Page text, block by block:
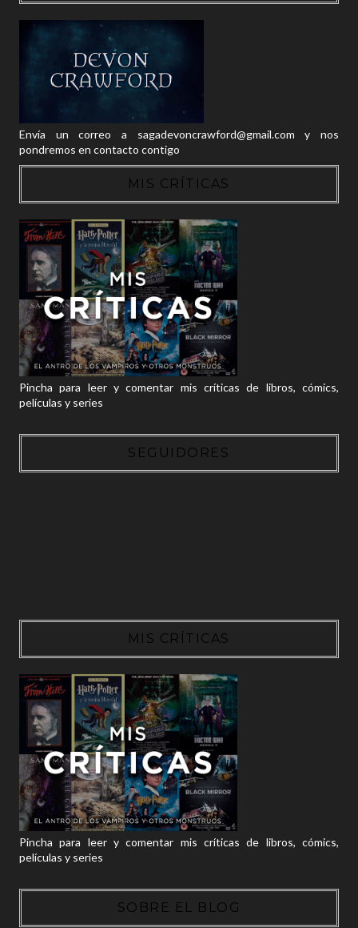
Envía un correo a sagadevoncrawford@gmail.com y nos
pondremos en contacto contigo
MIS CRÍTICAS
Pincha para leer y comentar mis críticas de libros, cómics,
películas y series
SEGUIDORES
MIS CRÍTICAS
Pincha para leer y comentar mis críticas de libros, cómics,
películas y series
SOBRE EL BLOG